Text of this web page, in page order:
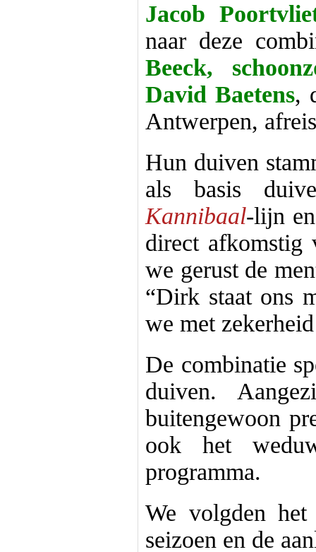
Jacob
naar deze
Beeck,
David Baetens,
Antwerpen,
Hun duiven
als basis
Kannibaal-lijn
direct afkomstig
we gerust de
“Dirk staat ons
we met
De combinatie
duiven.
buitengewoon
ook het
programma.
We volgden
seizoen en de